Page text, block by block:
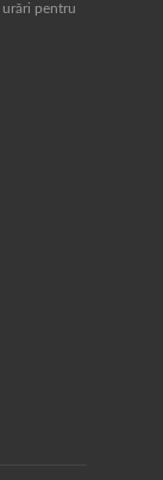
pentru